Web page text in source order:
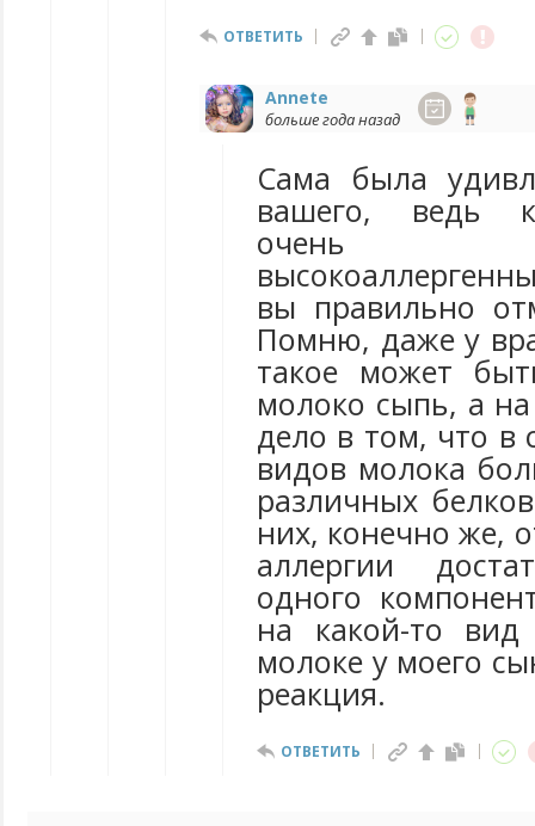
ОТВЕТИТЬ
Annete
больше года назад
Сама была
вашего, ведь
очень
вы правильно
Помню, даже у
такое может
молоко сыпь, а
дело в том, что в
видов молока
различных
них, конечно же,
аллергии
одного
на какой-то
молоке у моего
реакция.
ОТВЕТИТЬ